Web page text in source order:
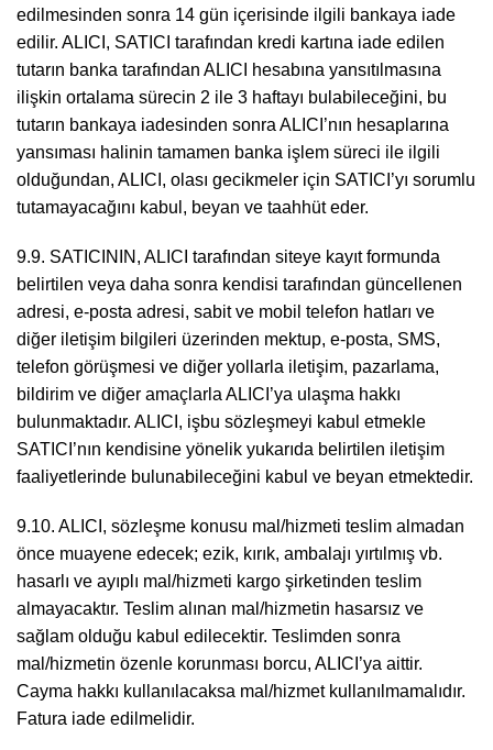
edilmesinden sonra 14 gün içerisinde ilgili bankaya iade
edilir. ALICI, SATICI tarafından kredi kartına iade edilen
tutarın banka tarafından ALICI hesabına yansıtılmasına
ilişkin ortalama sürecin 2 ile 3 haftayı bulabileceğini, bu
tutarın bankaya iadesinden sonra ALICI’nın hesaplarına
yansıması halinin tamamen banka işlem süreci ile ilgili
olduğundan, ALICI, olası gecikmeler için SATICI’yı sorumlu
tutamayacağını kabul, beyan ve taahhüt eder.
9.9. SATICININ, ALICI tarafından siteye kayıt formunda
belirtilen veya daha sonra kendisi tarafından güncellenen
adresi, e-posta adresi, sabit ve mobil telefon hatları ve
diğer iletişim bilgileri üzerinden mektup, e-posta, SMS,
telefon görüşmesi ve diğer yollarla iletişim, pazarlama,
bildirim ve diğer amaçlarla ALICI’ya ulaşma hakkı
bulunmaktadır. ALICI, işbu sözleşmeyi kabul etmekle
SATICI’nın kendisine yönelik yukarıda belirtilen iletişim
faaliyetlerinde bulunabileceğini kabul ve beyan etmektedir.
9.10. ALICI, sözleşme konusu mal/hizmeti teslim almadan
önce muayene edecek; ezik, kırık, ambalajı yırtılmış vb.
hasarlı ve ayıplı mal/hizmeti kargo şirketinden teslim
almayacaktır. Teslim alınan mal/hizmetin hasarsız ve
sağlam olduğu kabul edilecektir. Teslimden sonra
mal/hizmetin özenle korunması borcu, ALICI’ya aittir.
Cayma hakkı kullanılacaksa mal/hizmet kullanılmamalıdır.
Fatura iade edilmelidir.